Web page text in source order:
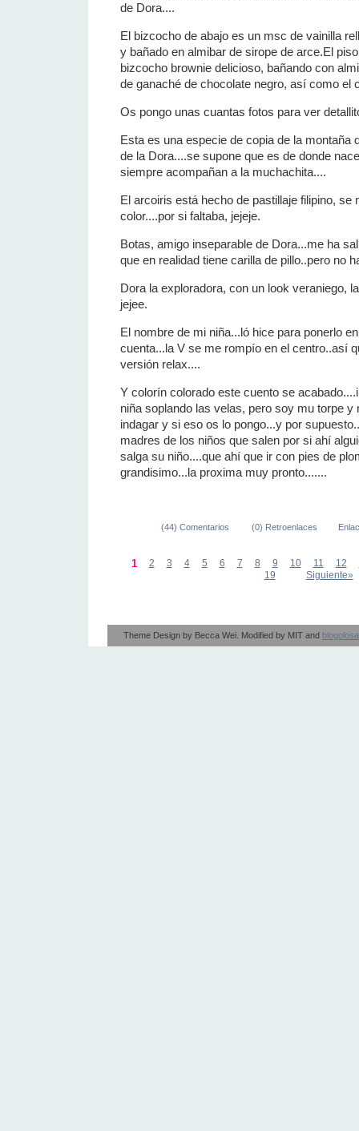
de Dora....
El bizcocho de abajo es un msc de vainilla
y bañado en almibar de sirope de arce.El
bizcocho brownie delicioso, bañando con
de ganaché de chocolate negro, así como el
Os pongo unas cuantas fotos para ver
Esta es una especie de copia de la montaña
de la Dora....se supone que es de donde
siempre acompañan a la muchachita....
El arcoiris está hecho de pastillaje filipino,
color....por si faltaba, jejeje.
Botas, amigo inseparable de Dora...me ha
que en realidad tiene carilla de pillo..pero no
Dora la exploradora, con un look veraniego,
jejee.
El nombre de mi niña...ló hice para ponerlo
cuenta...la V se me rompío en el centro..así
versión relax....
Y colorín colorado este cuento se
niña soplando las velas, pero soy mu torpe
indagar y si eso os lo pongo...y por
madres de los niños que salen por si ahí
salga su niño....que ahí que ir con pies de
grandisimo...la proxima muy pronto.......
(44) Comentarios (0) Retroenlaces
1 2 3 4 5 6 7 8 9 10 11 12
19
Siguiente»
Theme Design by Becca Wei . Modified by MIT and